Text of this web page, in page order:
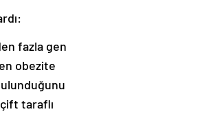
fazla gen
obezite
taraflı